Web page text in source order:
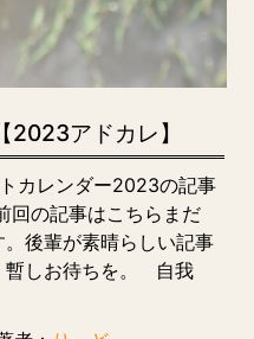
2023アドカレ】
カレンダー2023の記事
回の記事はこちらまだ
後輩が素晴らしい記事
暫しお待ちを。 自我